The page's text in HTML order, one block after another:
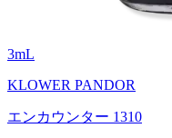
3mL
KLOWER PANDOR
エンカウンター 1310